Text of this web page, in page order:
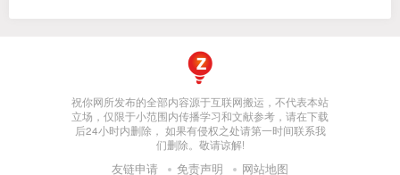
祝你网所发布的全部内容源于互联网搬运，不代表本站
立场，仅限于小范围内传播学习和文献参考，请在下载
后24小时内删除， 如果有侵权之处请第一时间联系我
们删除。敬请谅解!
友链申请 免责声明 网站地图